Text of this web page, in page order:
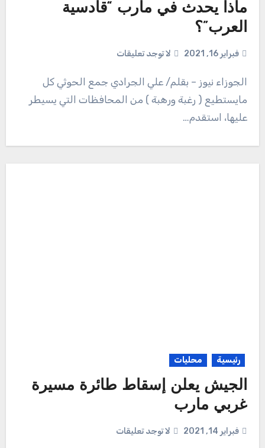
ماذا يحدث في مارب “قادسية
العرب”؟
فبراير 16, 2021 لا توجد تعليقات
مايستطيع ( رغبة ورهبة ) من المحافظات التي يسيطر
عليها، استقدم…
رئيسية محليات
الجيش يعلن إسقاط طائرة مسيرة
غربي مارب
فبراير 14, 2021 لا توجد تعليقات